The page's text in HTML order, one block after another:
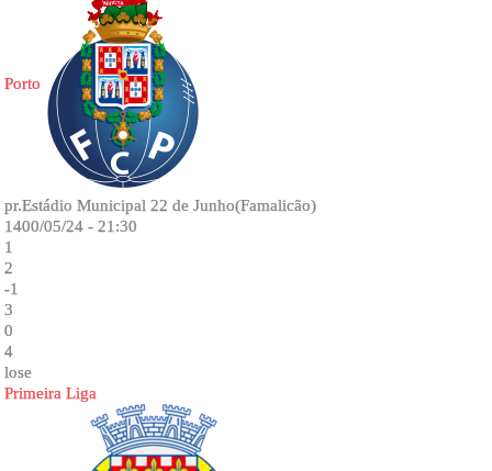
Porto
pr.Estádio Municipal 22 de Junho(Famalicão)
1400/05/24 - 21:30
1
2
-1
3
0
4
lose
Primeira Liga